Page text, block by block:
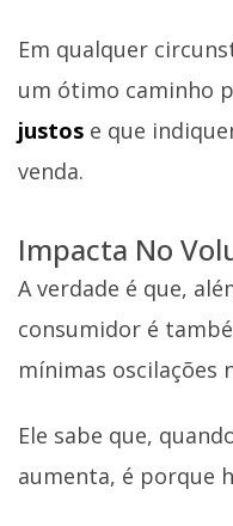
Em qualquer
um ótimo caminho
justos e que
venda.
Impacta No
A verdade é que,
consumidor é
mínimas oscilações
Ele sabe que,
aumenta, é porque